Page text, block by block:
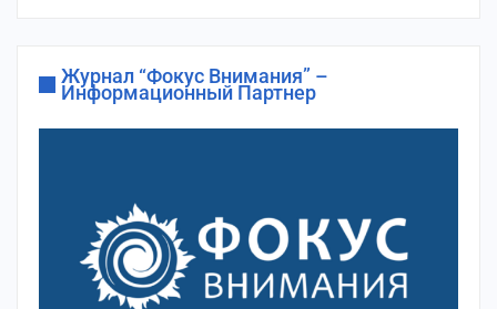
Журнал “Фокус Внимания” –
Информационный Партнер